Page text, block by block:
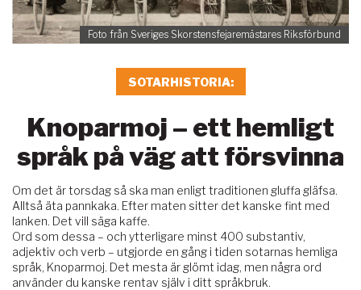
Foto från Sveriges Skorstensfejaremästares Riksförbund
SOTARHISTORIA
Knoparmoj – ett hemligt
språk på väg att försvinna
Om det är torsdag så ska man enligt traditionen gluffa gläfsa.
Alltså äta pannkaka. Efter maten sitter det kanske fint med
lanken. Det vill säga kaffe.
Ord som dessa – och ytterligare minst 400 substantiv,
adjektiv och verb – utgjorde en gång i tiden sotarnas hemliga
språk, Knoparmoj. Det mesta är glömt idag, men några ord
använder du kanske rentav själv i ditt språkbruk.